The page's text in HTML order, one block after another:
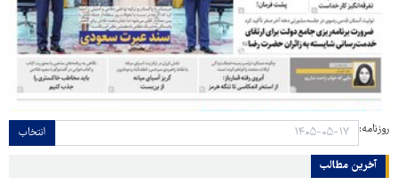
روزنامه: انتخاب
آخرین مطالب